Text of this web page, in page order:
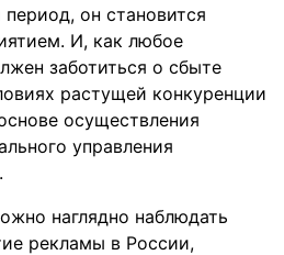
он становится
И, как любое
заботиться о сбыте
растущей конкуренции
осуществления
управления
наглядно наблюдать
рекламы в России,